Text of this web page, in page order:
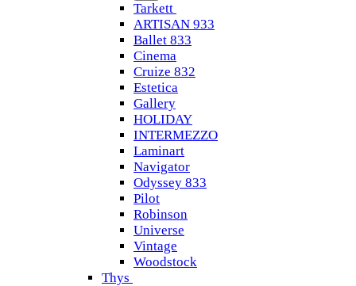
Tarkett
ARTISAN 933
Ballet 833
Cinema
Cruize 832
Estetica
Gallery
HOLIDAY
INTERMEZZO
Laminart
Navigator
Odyssey 833
Pilot
Robinson
Universe
Vintage
Woodstock
Thys